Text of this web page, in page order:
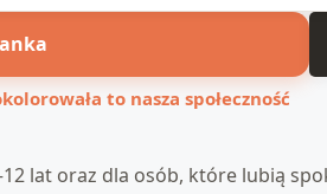
to nasza społeczność
lat oraz dla osób, które lubią